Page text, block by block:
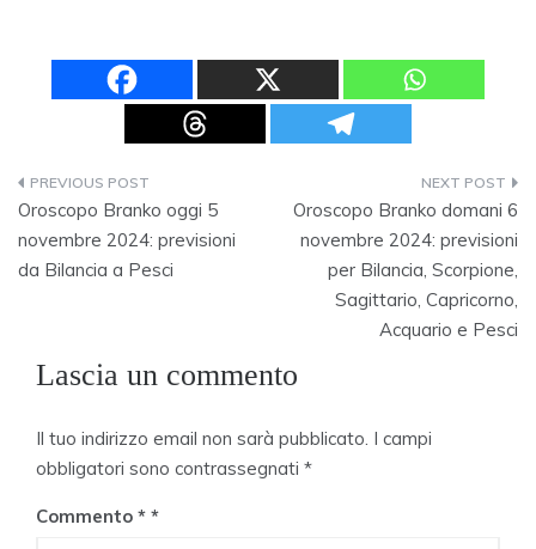
Navigazione
articoli
Oroscopo Branko oggi 5
novembre 2024: previsioni
da Bilancia a Pesci
Oroscopo Branko domani 6
novembre 2024: previsioni
per Bilancia, Scorpione,
Sagittario, Capricorno,
Acquario e Pesci
Lascia un commento
Il tuo indirizzo email non sarà pubblicato. I campi
obbligatori sono contrassegnati *
Commento *